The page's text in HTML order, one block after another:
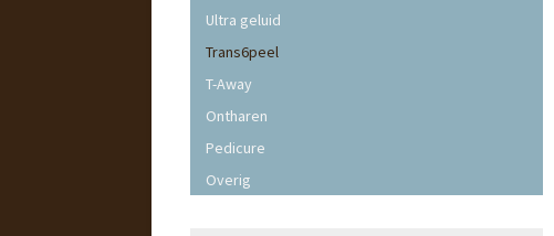
Ultra geluid
Trans6peel
T-Away
Ontharen
Pedicure
Overig